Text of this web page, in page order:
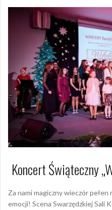
Koncert Świąteczny
Za nami magiczny wieczór
emocji! Scena Swarzędzkiej Sali